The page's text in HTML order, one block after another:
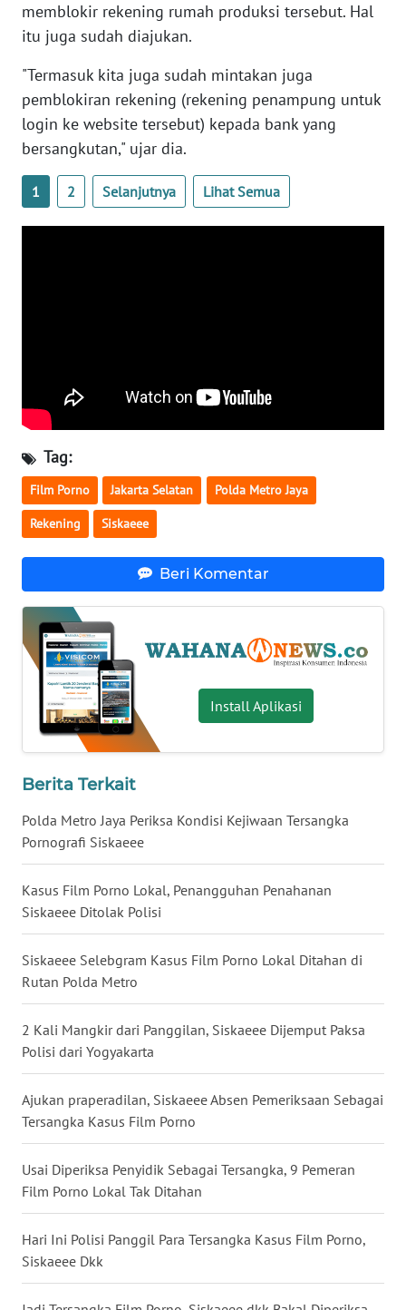
memblokir rekening rumah produksi tersebut. Hal
itu juga sudah diajukan.
"Termasuk kita juga sudah mintakan juga
pemblokiran rekening (rekening penampung untuk
login ke website tersebut) kepada bank yang
bersangkutan," ujar dia.
1 2 Selanjutnya Lihat Semua
Tag:
Film Porno Jakarta Selatan Polda Metro Jaya
Rekening Siskaeee
Beri Komentar
Install Aplikasi
Berita Terkait
Polda Metro Jaya Periksa Kondisi Kejiwaan Tersangka
Pornografi Siskaeee
Kasus Film Porno Lokal, Penangguhan Penahanan
Siskaeee Ditolak Polisi
Siskaeee Selebgram Kasus Film Porno Lokal Ditahan di
Rutan Polda Metro
2 Kali Mangkir dari Panggilan, Siskaeee Dijemput Paksa
Polisi dari Yogyakarta
Ajukan praperadilan, Siskaeee Absen Pemeriksaan Sebagai
Tersangka Kasus Film Porno
Usai Diperiksa Penyidik Sebagai Tersangka, 9 Pemeran
Film Porno Lokal Tak Ditahan
Hari Ini Polisi Panggil Para Tersangka Kasus Film Porno,
Siskaeee Dkk
WN
WN
BANTEN
WN
NTT
PAPUA
BARAT
WN
RIAU
WN
WN
WN
SULTRA
WN
WN
SULTENG
WN
SULBAR
WN
WN
WN
LAMPUNG
WN
JATENG